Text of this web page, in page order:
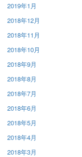
2019年1月
2018年12月
2018年11月
2018年10月
2018年9月
2018年8月
2018年7月
2018年6月
2018年5月
2018年4月
2018年3月